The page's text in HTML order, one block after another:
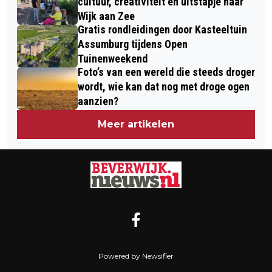
Wijk aan Zee
Gratis rondleidingen door Kasteeltuin
Assumburg tijdens Open
Tuinenweekend
Foto’s van een wereld die steeds droger
wordt, wie kan dat nog met droge ogen
aanzien?
Meer artikelen
Powered by Newsifier